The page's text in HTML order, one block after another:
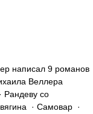
написал 9 романов
Веллера
Рандеву со
· Самовар ·